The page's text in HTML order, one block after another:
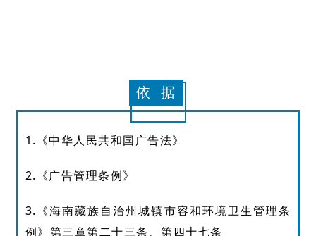
依 据
1.《中华人民共和国广告法》
2.《广告管理条例》
3.《海南藏族自治州城镇市容和环境卫生管理条
例》第三章第二十三条、第四十七条